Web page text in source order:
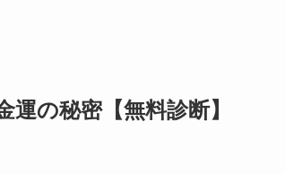
の秘密【無料診断】